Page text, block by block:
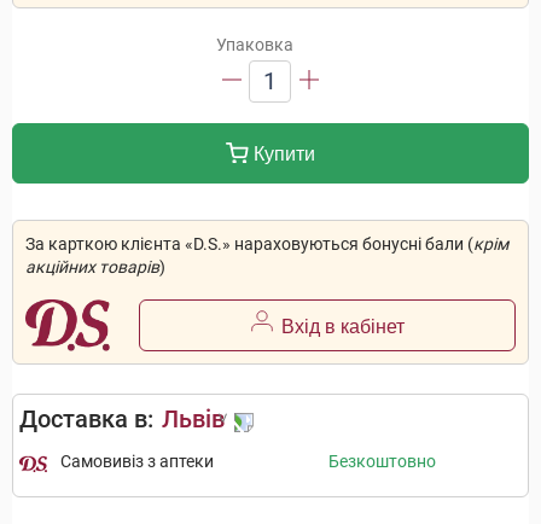
Упаковка
1
Купити
За карткою клієнта «D.S.» нараховуються бонусні бали (крім
акційних товарів)
Вхід в кабінет
Доставка в: Львів
Самовивіз з аптеки Безкоштовно